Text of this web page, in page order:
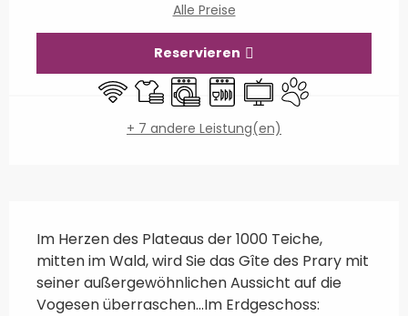
Alle Preise
Reservieren
Wi-Fi Bettwäsche und Laken
Waschmaschine
Geschirrspülmaschine
FernsehenTiere erlaubt
+ 7 andere Leistung(en)
Im Herzen des Plateaus der 1000 Teiche,
mitten im Wald, wird Sie das Gîte des Prary mit
seiner außergewöhnlichen Aussicht auf die
Vogesen überraschen...Im Erdgeschoss: